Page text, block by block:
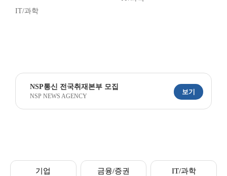
IT/과학
NSP통신 전국취재본부 모집
NSP NEWS AGENCY
보기
기업 금융/증권 IT/과학